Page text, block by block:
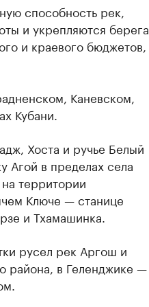
способность рек,
и укрепляются берега,
и краевого бюджетов,
Каневском,
Кубани.
Хоста и ручье Белый
Агой в пределах села
территории
Ключе — станице
и Тхамашинка.
русел рек Аргош и
района, в Геленджике —